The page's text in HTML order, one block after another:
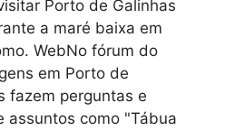
Porto de Galinhas
a maré baixa em
WebNo fórum do
em Porto de
fazem perguntas e
assuntos como "Tábua